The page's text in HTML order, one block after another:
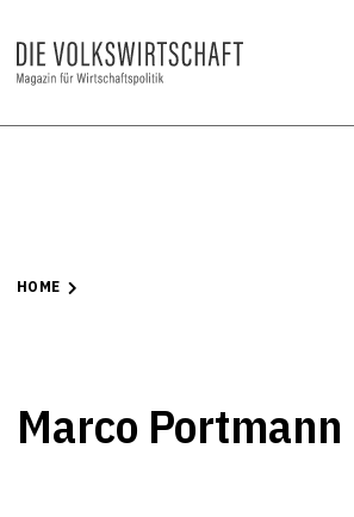
HOME
Marco Portmann